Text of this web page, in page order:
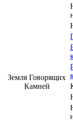
Земля Говорящих
Камней